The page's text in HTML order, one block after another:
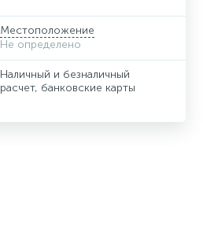
Местоположение
Не определено
Наличный и безналичный
расчет, банковские карты